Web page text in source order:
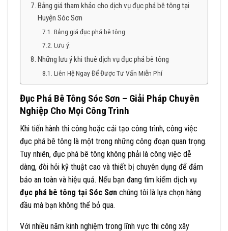
Bảng giá tham khảo cho dịch vụ đục phá bê tông tại
Huyện Sóc Sơn
Bảng giá đục phá bê tông
Lưu ý:
Những lưu ý khi thuê dịch vụ đục phá bê tông
Liên Hệ Ngay Để Được Tư Vấn Miễn Phí
Đục Phá Bê Tông Sóc Sơn – Giải Pháp Chuyên
Nghiệp Cho Mọi Công Trình
Khi tiến hành thi công hoặc cải tạo công trình, công việc
đục phá bê tông là một trong những công đoạn quan trọng.
Tuy nhiên, đục phá bê tông không phải là công việc dễ
dàng, đòi hỏi kỹ thuật cao và thiết bị chuyên dụng để đảm
bảo an toàn và hiệu quả. Nếu bạn đang tìm kiếm dịch vụ
đục phá bê tông tại Sóc Sơn chúng tôi là lựa chọn hàng
đầu mà bạn không thể bỏ qua.
Với nhiều năm kinh nghiệm trong lĩnh vực thi công xây